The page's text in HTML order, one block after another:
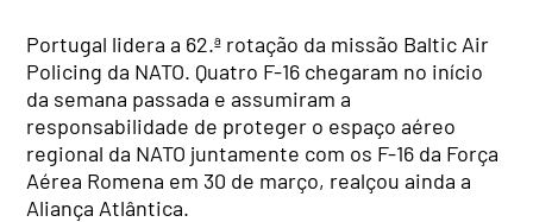
Portugal lidera a 62.ª rotação da missão Baltic Air
Policing da NATO. Quatro F-16 chegaram no início
da semana passada e assumiram a
responsabilidade de proteger o espaço aéreo
regional da NATO juntamente com os F-16 da Força
Aérea Romena em 30 de março, realçou ainda a
Aliança Atlântica.